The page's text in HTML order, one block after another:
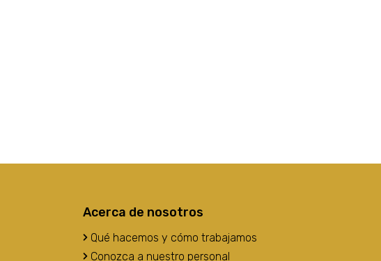
Acerca de nosotros
Qué hacemos y cómo trabajamos
Conozca a nuestro personal